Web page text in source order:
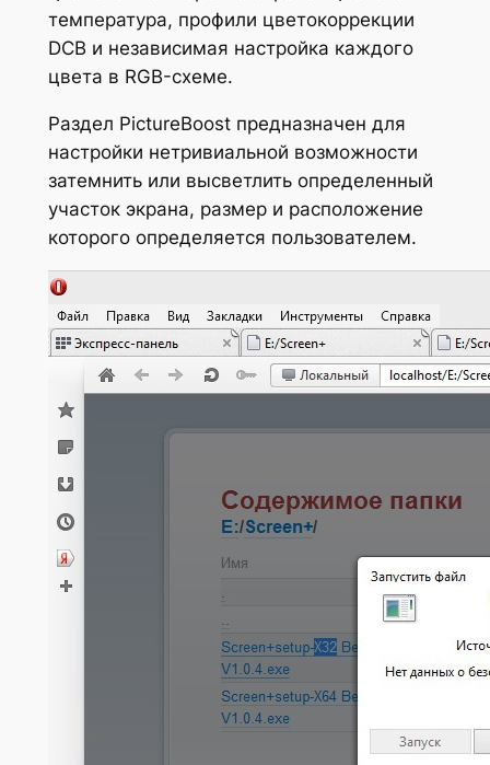
температура, профили цветокоррекции
DCB и независимая настройка каждого
цвета в RGB-схеме.
Раздел PictureBoost предназначен для
настройки нетривиальной возможности
затемнить или высветлить определенный
участок экрана, размер и расположение
которого определяется пользователем.